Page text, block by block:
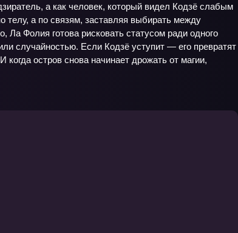
а как человек, который видел Кодзё слабым
телу, а по связям, заставляя выбирать между
Ла Фолия готова рисковать статусом ради одного
случайностью. Если Кодзё уступит — его превратят
остров снова начинает дрожать от магии,